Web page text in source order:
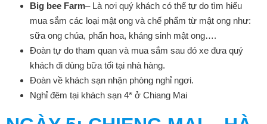
Big bee Farm– Là nơi quý khách có thể tự do tìm hiểu
mua sắm các loại mật ong và chế phẩm từ mật ong như:
sữa ong chúa, phấn hoa, kháng sinh mật ong….
Đoàn tự do tham quan và mua sắm sau đó xe đưa quý
khách đi dùng bữa tối tại nhà hàng.
Đoàn về khách sạn nhận phòng nghỉ ngơi.
Nghỉ đêm tại khách sạn 4* ở Chiang Mai